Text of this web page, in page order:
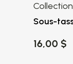
Sous-
16,00 $